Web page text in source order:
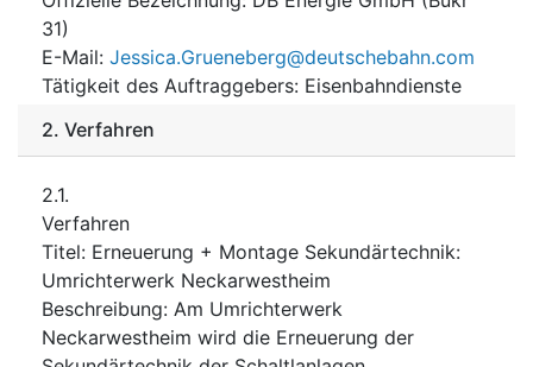
31)
E-Mail: Jessica.Grueneberg@deutschebahn.com
Tätigkeit des Auftraggebers: Eisenbahndienste
2. Verfahren
2.1.
Verfahren
Titel: Erneuerung + Montage Sekundärtechnik:
Umrichterwerk Neckarwestheim
Beschreibung: Am Umrichterwerk
Neckarwestheim wird die Erneuerung der